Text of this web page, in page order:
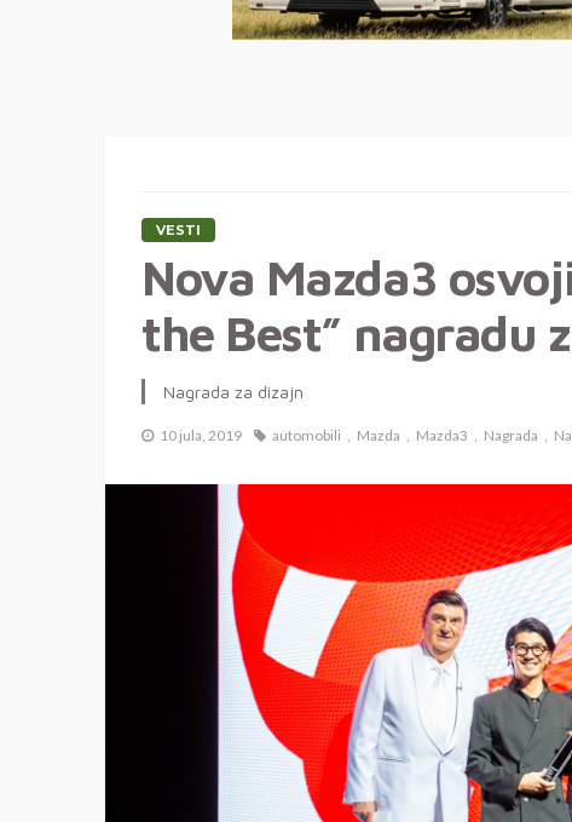
VESTI
Nova Mazda3
the Best” nagradu
Nagrada za dizajn
10 jula, 2019 automobili Mazda Mazda3 Nagrada